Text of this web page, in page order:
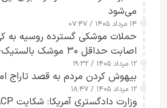
می‌شود
۱۴ مرداد ۱۴۰۵ / ۰۷:۴۷
حملات موشکی گسترده روسیه به
اصابت حداقل ۳۰ موشک بالستیک+ ویدیو
۱۲ مرداد ۱۴۰۵ / ۱۹:۳۲
بیهوش کردن مردم به قصد تاراج
۱۲ مرداد ۱۴۰۵ / ۱۸:۴۷